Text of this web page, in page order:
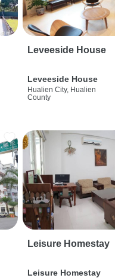
Leveeside House
Leveeside House
Hualien City, Hualien
County
Leisure Homestay
Leisure Homestay